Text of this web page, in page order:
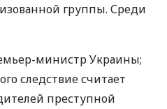
группы. Среди
министр Украины;
следствие считает
преступной